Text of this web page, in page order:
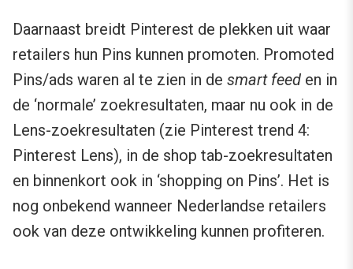
Daarnaast breidt Pinterest de plekken uit waar
retailers hun Pins kunnen promoten. Promoted
Pins/ads waren al te zien in de smart feed en in
de ‘normale’ zoekresultaten, maar nu ook in de
Lens-zoekresultaten (zie Pinterest trend 4:
Pinterest Lens), in de shop tab-zoekresultaten
en binnenkort ook in ‘shopping on Pins’. Het is
nog onbekend wanneer Nederlandse retailers
ook van deze ontwikkeling kunnen profiteren.